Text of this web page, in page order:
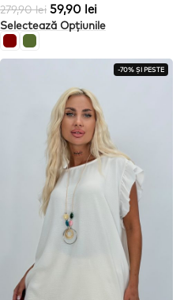
279,90lei 59,90 lei
Selectează Opțiunile
-70% ȘI PESTE